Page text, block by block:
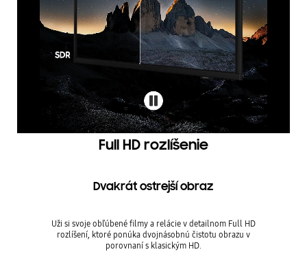
Full HD rozlíšenie
Dvakrát ostrejší obraz
Uži si svoje obľúbené filmy a relácie v detailnom Full HD
rozlíšení, ktoré ponúka dvojnásobnú čistotu obrazu v
porovnaní s klasickým HD.